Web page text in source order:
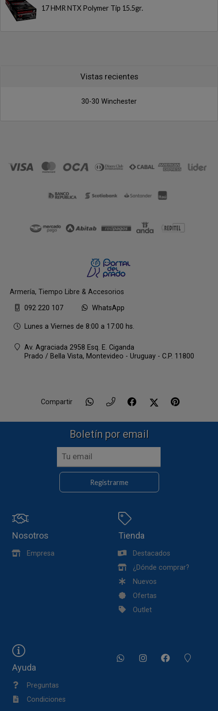
17 HMR NTX Polymer Tip 15.5gr.
Vistas recientes
30-30 Winchester
Armería, Tiempo Libre & Accesorios
092 220 107
WhatsApp
Lunes a Viernes de 8:00 a 17:00 hs.
Av. Agraciada 2958 Esq. E. Ciganda
Prado / Bella Vista, Montevideo - Uruguay - C.P. 11800
Compartir
Boletín por email
Registrarme
Nosotros
Empresa
Tienda
Destacados
¿Dónde comprar?
Nuevos
Ofertas
Outlet
Ayuda
Preguntas
Condiciones